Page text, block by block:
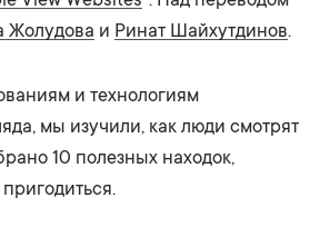
Жолудова и Ринат Шайхутдинов.
и технологиям
мы изучили, как люди смотрят
10 полезных находок,